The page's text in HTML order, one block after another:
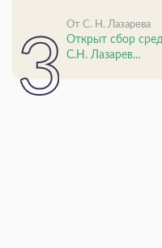
От С. Н. Лазарева
Открыт сбор
С.Н. Лазарев...